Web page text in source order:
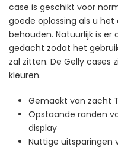
case is geschikt voor
goede oplossing als u
behouden. Natuurlijk is er
gedacht zodat het
zal zitten. De Gelly cases
kleuren.
Gemaakt van zacht
Opstaande randen
display
Nuttige uitsparingen